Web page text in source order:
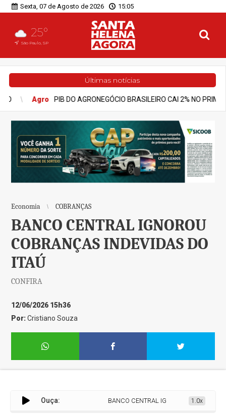
Sexta, 07 de Agosto de 2026 15:05
25°
São Paulo, SP
Últimas notícias
CAI 2% NO PRIMEIRO TRIMESTRE DE 2026 Notícias
Economia COBRANÇAS
BANCO CENTRAL IGNOROU
COBRANÇAS INDEVIDAS DO
ITAÚ
CONFIRA
12/06/2026 15h36
Por:Cristiano Souza
Ouça: BANCO CENTRAL IGNOROU COBRANÇAS
1.0x